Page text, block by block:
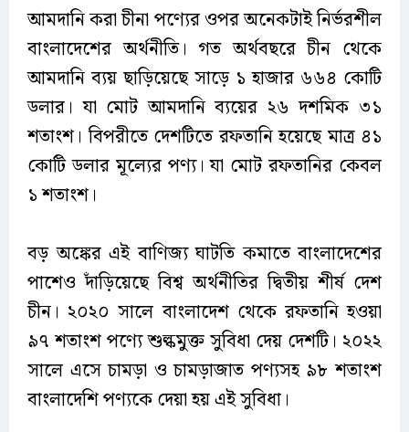
আমদানি করা চীনা পণ্যের ওপর অনেকটাই নির্ভরশীল
বাংলাদেশের অর্থনীতি। গত অর্থবছরে চীন থেকে
আমদানি ব্যয় ছাড়িয়েছে সাড়ে ১ হাজার ৬৬৪ কোটি
ডলার। যা মোট আমদানি ব্যয়ের ২৬ দশমিক ৩১
শতাংশ। বিপরীতে দেশটিতে রফতানি হয়েছে মাত্র ৪১
কোটি ডলার মূল্যের পণ্য। যা মোট রফতানির কেবল
১ শতাংশ।
বড় অঙ্কের এই বাণিজ্য ঘাটতি কমাতে বাংলাদেশের
পাশেও দাঁড়িয়েছে বিশ্ব অর্থনীতির দ্বিতীয় শীর্ষ দেশ
চীন। ২০২০ সালে বাংলাদেশ থেকে রফতানি হওয়া
৯৭ শতাংশ পণ্যে শুল্কমুক্ত সুবিধা দেয় দেশটি। ২০২২
সালে এসে চামড়া ও চামড়াজাত পণ্যসহ ৯৮ শতাংশ
বাংলাদেশি পণ্যকে দেয়া হয় এই সুবিধা।